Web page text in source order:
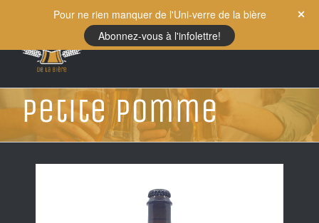
content
Petite Pomme
Pour ne rien manquer de l'Uni-verre de la bière
Abonnez-vous à l'infolettre!